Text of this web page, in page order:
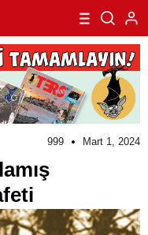
999 Mart 1, 2024